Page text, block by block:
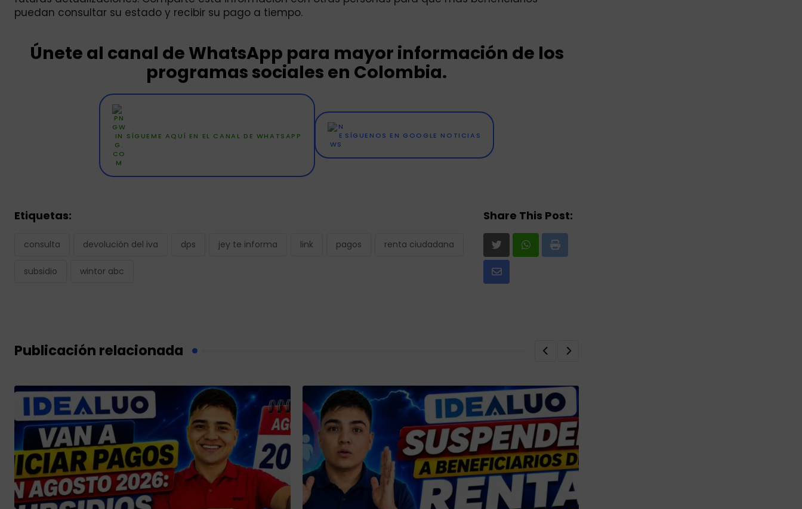
puedan consultar su estado y recibir su pago a tiempo.
Únete al canal de WhatsApp para mayor información de los
programas sociales en Colombia.
SÍGUEME AQUÍ EN EL CANAL DE WHATSAPP SÍGUENOS EN GOOGLE NOTICIAS
Etiquetas:
consulta devolución del iva dps jey te informa link pagos renta ciudadana
subsidio wintor abc
Share This Post:
Print
Share
Publicación relacionada